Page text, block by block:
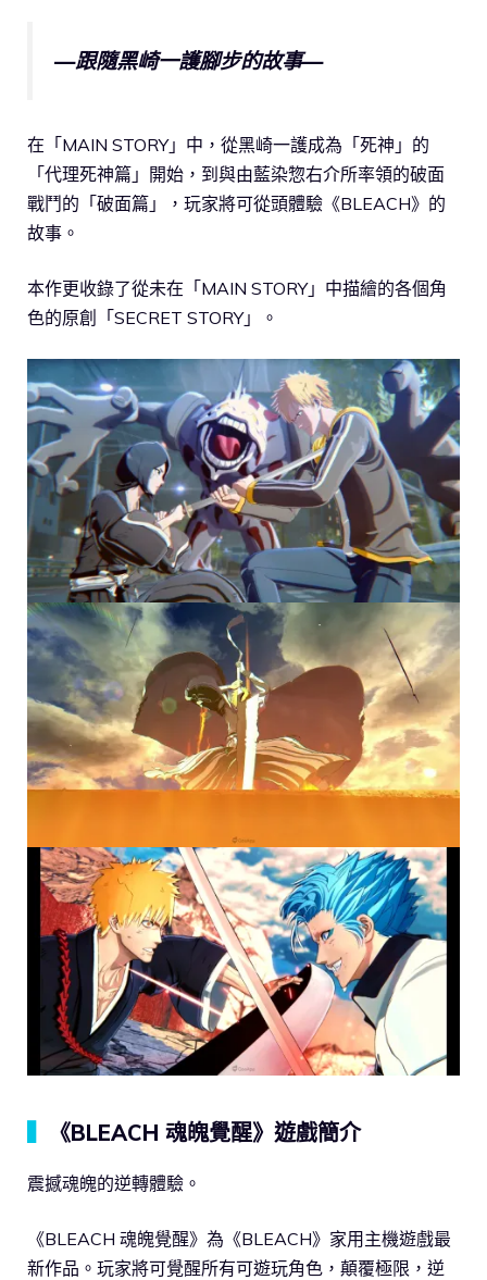
—跟隨黑崎一護腳步的故事—
在「MAIN STORY」中，從黑崎一護成為「死神」的
「代理死神篇」開始，到與由藍染惣右介所率領的破面
戰鬥的「破面篇」，玩家將可從頭體驗《BLEACH》的
故事。
本作更收錄了從未在「MAIN STORY」中描繪的各個角
色的原創「SECRET STORY」。
《BLEACH 魂魄覺醒》遊戲簡介
震撼魂魄的逆轉體驗。
《BLEACH 魂魄覺醒》為《BLEACH》家用主機遊戲最
新作品。玩家將可覺醒所有可遊玩角色，顛覆極限，逆